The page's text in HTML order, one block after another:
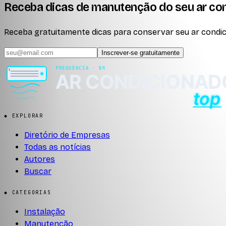
Receba dicas de manutenção do seu ar
Receba gratuitamente dicas para conservar seu ar
Inscrever-se gratuitamente
◆ EXPLORAR
Diretório de Empresas
Todas as notícias
Autores
Buscar
◆ CATEGORIAS
Instalação
Manutenção